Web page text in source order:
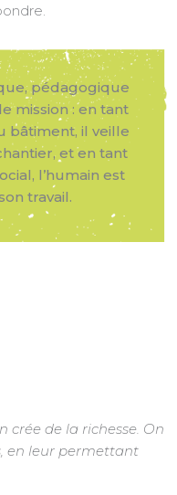
pédagogique
mission : en tant
bâtiment, il veille
et en tant
l’humain est
travail.
crée de la richesse. On
en leur permettant